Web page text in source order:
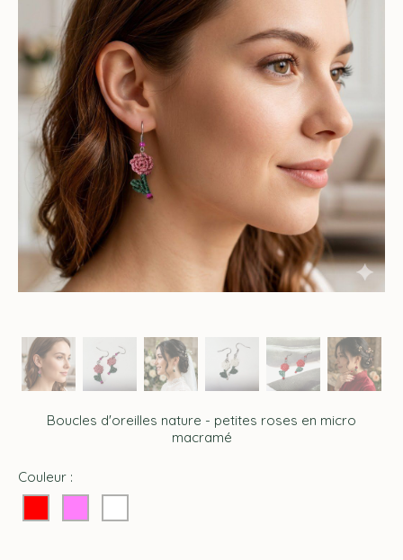
Boucles d'oreilles nature - petites roses en micro
macramé
Couleur :